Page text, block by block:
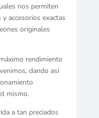
nos permiten
accesorios exactas
originales
rendimiento
dando así
mismo.
a tan preciados